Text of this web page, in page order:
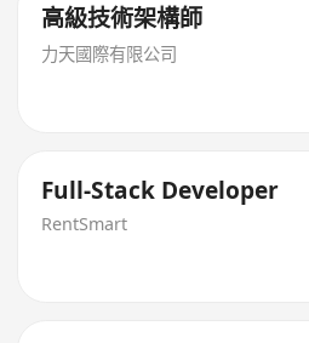
高級技術架構師
力天國際有限公司
Full-Stack Developer
RentSmart